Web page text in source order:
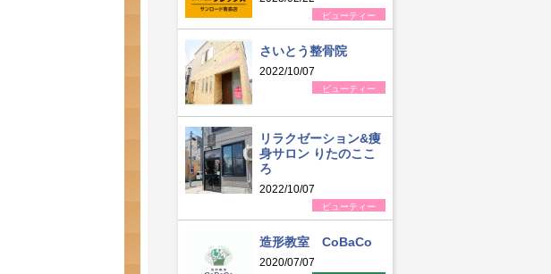
ビューティー
さいとう整骨院
2022/10/07
ビューティー
リラクゼーション&痩
身サロン りたのここ
ろ
2022/10/07
ビューティー
造形教室 CoBaCo
2020/07/07